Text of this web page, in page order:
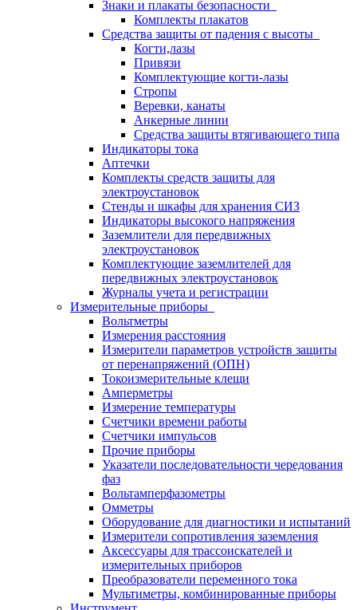
Знаки и плакаты безопасности
Комплекты плакатов
Средства защиты от падения с высоты
Когти,лазы
Привязи
Комплектующие когти-лазы
Стропы
Веревки, канаты
Анкерные линии
Средства защиты втягивающего типа
Индикаторы тока
Аптечки
Комплекты средств защиты для
электроустановок
Стенды и шкафы для хранения СИЗ
Индикаторы высокого напряжения
Заземлители для передвижных
электроустановок
Комплектующие заземлителей для
передвижных электроустановок
Журналы учета и регистрации
Измерительные приборы
Вольтметры
Измерения расстояния
Измерители параметров устройств защиты
от перенапряжений (ОПН)
Токоизмерительные клещи
Амперметры
Измерение температуры
Счетчики времени работы
Счетчики импульсов
Прочие приборы
Указатели последовательности чередования
фаз
Вольтамперфазометры
Омметры
Оборудование для диагностики и испытаний
Измерители сопротивления заземления
Аксессуары для трассоискателей и
измерительных приборов
Преобразователи переменного тока
Мультиметры, комбинированные приборы